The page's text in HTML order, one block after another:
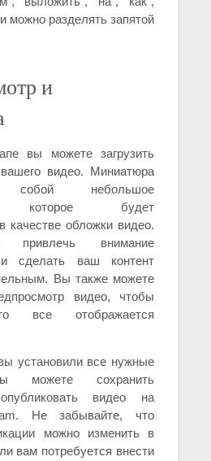
можно разделять запятой
и
вы можете загрузить
видео. Миниатюра
собой небольшое
которое будет
качестве обложки видео.
привлечь внимание
и сделать ваш контент
Вы также можете
видео, чтобы
все отображается
установили все нужные
можете сохранить
видео на
Не забывайте, что
можно изменить в
вам потребуется внести